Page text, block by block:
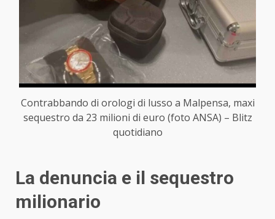
Contrabbando di orologi di lusso a Malpensa, maxi
sequestro da 23 milioni di euro (foto ANSA) – Blitz
quotidiano
La denuncia e il sequestro
milionario